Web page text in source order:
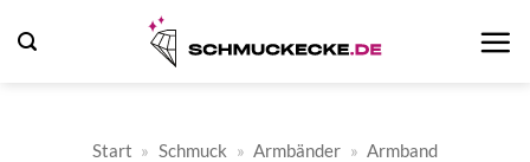
Inhalt
Start » Schmuck » Armbänder » Armband